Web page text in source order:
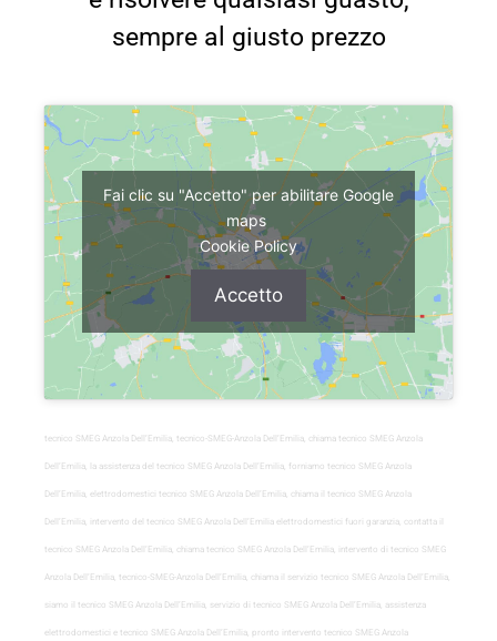
sempre al giusto prezzo
Fai clic su "Accetto" per abilitare Google
maps
Cookie Policy
Accetto
tecnico SMEG Anzola Dell’Emilia, tecnico-SMEG-Anzola Dell’Emilia, chiama tecnico SMEG Anzola
Dell’Emilia, la assistenza del tecnico SMEG Anzola Dell’Emilia, forniamo tecnico SMEG Anzola
Dell’Emilia, elettrodomestici tecnico SMEG Anzola Dell’Emilia, chiama il tecnico SMEG Anzola
Dell’Emilia, intervento del tecnico SMEG Anzola Dell’Emilia elettrodomestici fuori garanzia, contatta il
tecnico SMEG Anzola Dell’Emilia, chiama tecnico SMEG Anzola Dell’Emilia, intervento di tecnico SMEG
Anzola Dell’Emilia, tecnico-SMEG-Anzola Dell’Emilia, chiama il servizio tecnico SMEG Anzola Dell’Emilia,
siamo il tecnico SMEG Anzola Dell’Emilia, servizio di tecnico SMEG Anzola Dell’Emilia, assistenza
elettrodomestici e tecnico SMEG Anzola Dell’Emilia, pronto intervento tecnico SMEG Anzola